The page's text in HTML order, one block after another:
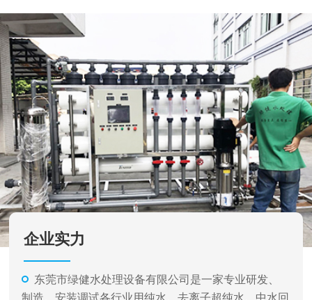
企业实力
东莞市绿健水处理设备有限公司是一家专业研发、
制造、安装调试各行业用纯水、去离子超纯水、中水回